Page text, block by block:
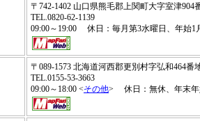
〒742-1402 山口県熊毛郡上関町大字室津
TEL.0820-62-1139
09:00～19:00 休日：毎月第3水曜日、年始1
〒089-1573 北海道河西郡更別村字弘和464
TEL.0155-53-3663
09:00～18:00 <その他> 休日：無休、年末年